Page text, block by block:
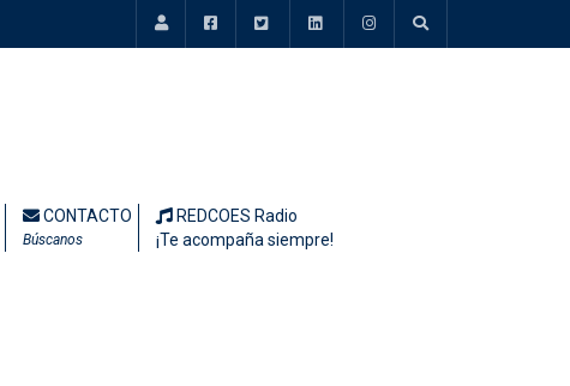
CONTACTO
Búscanos
REDCOES Radio
¡Te acompaña siempre!